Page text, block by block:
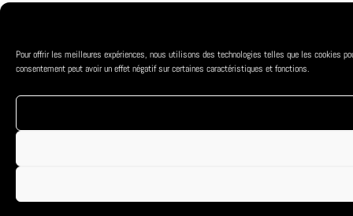
Pour offrir les meilleures expériences, nous utilisons des technologies telles que les cookies
consentement peut avoir un effet négatif sur certaines caractéristiques et fonctions.